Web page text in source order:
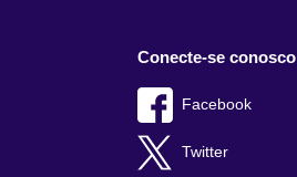
Conecte-se conosco
Facebook
Twitter